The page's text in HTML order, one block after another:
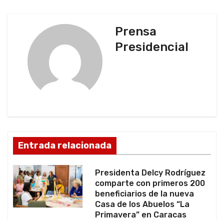
n
d
e
e
Prensa
Presidencial
Entrada relacionada
Presidenta Delcy Rodríguez
comparte con primeros 200
beneficiarios de la nueva
Casa de los Abuelos “La
Primavera” en Caracas